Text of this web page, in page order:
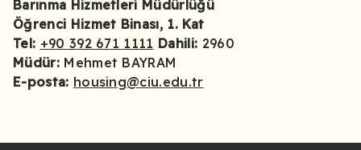
Barınma Hizmetleri Müdürlüğü
Öğrenci Hizmet Binası, 1. Kat
Tel: +90 392 671 1111 Dahili: 2960
Müdür: Mehmet BAYRAM
E-posta: housing@ciu.edu.tr